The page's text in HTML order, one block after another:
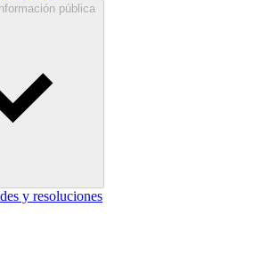
pública
y resoluciones